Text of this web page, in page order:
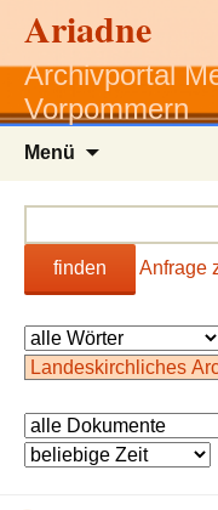
Ariadne
Archivportal
Vorpommern
Menü
finden Anfrage